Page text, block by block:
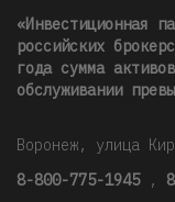
«Инвестиционная
российских
года сумма
обслуживании
Воронеж, улица
8-800-775-1945 ,